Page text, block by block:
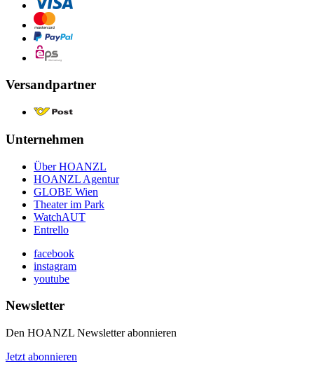
Versandpartner
Unternehmen
Über HOANZL
HOANZL Agentur
GLOBE Wien
Theater im Park
WatchAUT
Entrello
facebook
instagram
youtube
Newsletter
Den HOANZL Newsletter abonnieren
Jetzt abonnieren